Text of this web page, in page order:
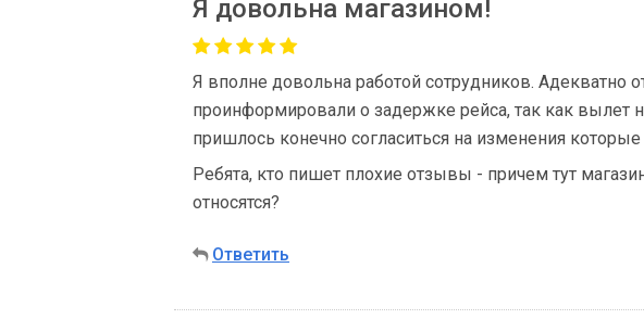
Я довольна магазином!
Я вполне довольна работой сотрудников. Адекватно
проинформировали о задержке рейса, так как вылет
пришлось конечно согласиться на изменения
Ребята, кто пишет плохие отзывы - причем тут
относятся?
Ответить